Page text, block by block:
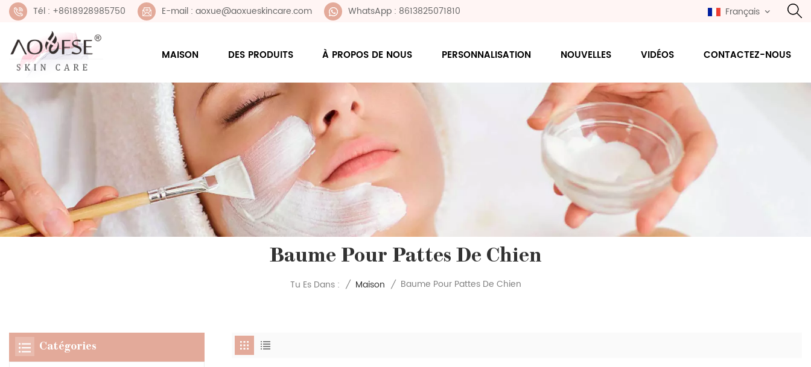
Tél : +8618928985750 E-mail : aoxue@aoxueskincare.com WhatsApp : 8613825071810 Français
MAISON DES PRODUITS À PROPOS DE NOUS PERSONNALISATION NOUVELLES VIDÉOS CONTACTEZ-NOUS
Baume Pour Pattes De Chien
Tu Es Dans : / Maison / Baume Pour Pattes De Chien
Catégories